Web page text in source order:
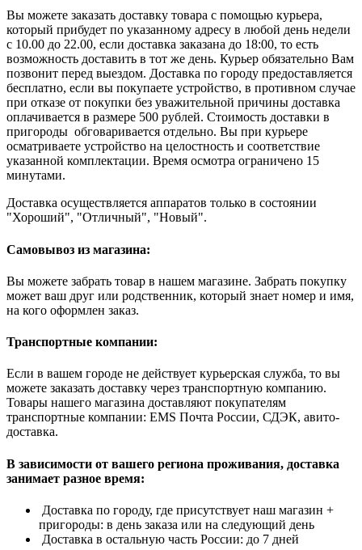
Вы можете заказать доставку товара с помощью курьера,
который прибудет по указанному адресу в любой день недели
с 10.00 до 22.00, если доставка заказана до 18:00, то есть
возможность доставить в тот же день. Курьер обязательно Вам
позвонит перед выездом. Доставка по городу предоставляется
бесплатно, если вы покупаете устройство, в противном случае
при отказе от покупки без уважительной причины доставка
оплачивается в размере 500 рублей. Стоимость доставки в
пригороды обговаривается отдельно. Вы при курьере
осматриваете устройство на целостность и соответствие
указанной комплектации. Время осмотра ограничено 15
минутами.
Доставка осуществляется аппаратов только в состоянии
"Хороший", "Отличный", "Новый".
Самовывоз из магазина:
Вы можете забрать товар в нашем магазине. Забрать покупку
может ваш друг или родственник, который знает номер и имя,
на кого оформлен заказ.
Транспортные компании:
Если в вашем городе не действует курьерская служба, то вы
можете заказать доставку через транспортную компанию.
Товары нашего магазина доставляют покупателям
транспортные компании: EMS Почта России, СДЭК, авито-
доставка.
В зависимости от вашего региона проживания, доставка
занимает разное время:
Доставка по городу, где присутствует наш магазин +
пригороды: в день заказа или на следующий день
Доставка в остальную часть России: до 7 дней